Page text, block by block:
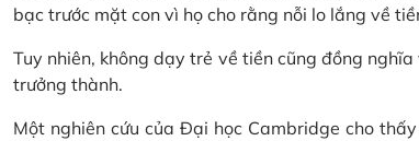
bạc trước mặt con vì họ cho rằng nỗi lo lắng về
Tuy nhiên, không dạy trẻ về tiền cũng đồng
trưởng thành.
Một nghiên cứu của Đại học Cambridge cho